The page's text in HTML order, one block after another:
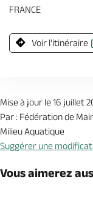
FRANCE
Voir l'itinéraire
Mise à jour le 16 juillet
Par : Fédération de
Milieu Aquatique
Suggérer une
Vous aimerez